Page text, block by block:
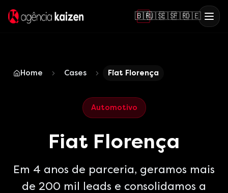
🇧🇷🇺🇸🇪🇸🇫🇷🇩🇪
Home Cases Fiat Florença
Automotivo
Fiat Florença
Em 4 anos de parceria, geramos mais
de 200 mil leads e consolidamos a